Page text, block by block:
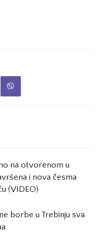
na otvorenom u
i nova česma
(VIDEO)
borbe u Trebinju sva